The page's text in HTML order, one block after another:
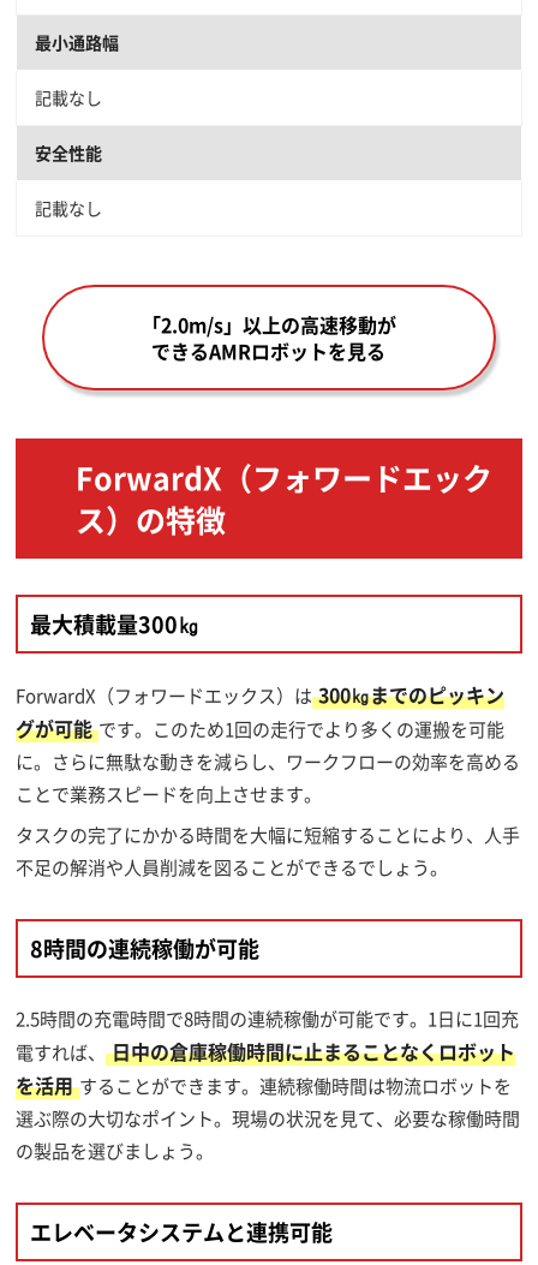
最小通路幅
記載なし
安全性能
記載なし
「2.0m/s」以上の高速移動が
できるAMRロボットを見る
ForwardX（フォワードエック
ス）の特徴
最大積載量300㎏
ForwardX（フォワードエックス）は 300㎏までのピッキン
グが可能 です。このため1回の走行でより多くの運搬を可能
に。さらに無駄な動きを減らし、ワークフローの効率を高める
ことで業務スピードを向上させます。
タスクの完了にかかる時間を大幅に短縮することにより、人手
不足の解消や人員削減を図ることができるでしょう。
8時間の連続稼働が可能
2.5時間の充電時間で8時間の連続稼働が可能です。1日に1回充
電すれば、 日中の倉庫稼働時間に止まることなくロボット
を活用 することができます。連続稼働時間は物流ロボットを
選ぶ際の大切なポイント。現場の状況を見て、必要な稼働時間
の製品を選びましょう。
エレベータシステムと連携可能